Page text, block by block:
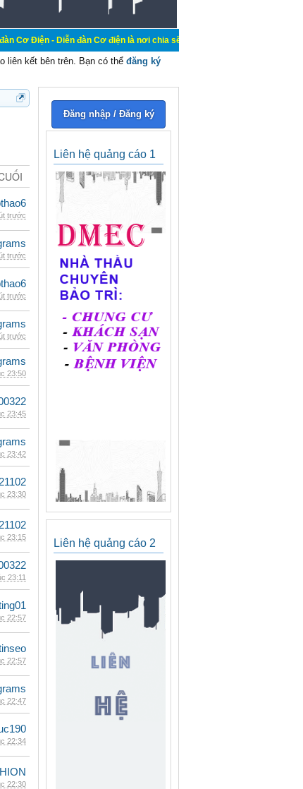
Diễn đàn Cơ điện là nơi chia sẽ kiến thức kinh nghiệm trong lãnh vực
liên kết bên trên. Bạn có thể đăng ký
trước
trước
trước
trước
23:50
23:45
23:42
23:30
23:15
23:11
22:57
22:57
22:47
22:34
22:30
Đăng nhập / Đăng ký
Liên hệ quảng cáo 1
Liên hệ quảng cáo 2